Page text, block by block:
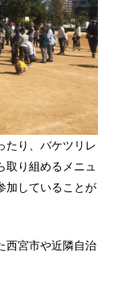
たり、バケツリレ
取り組めるメニュ
加していることが
西宮市や近隣自治